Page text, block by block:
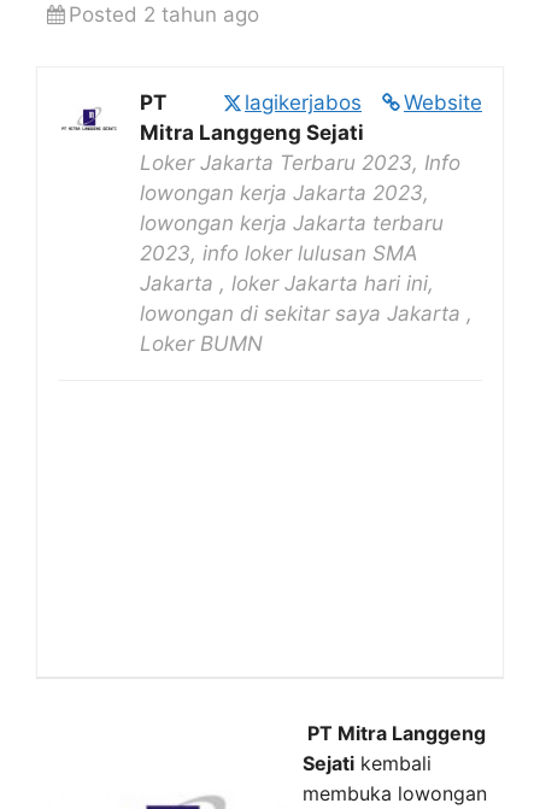
Posted 2 tahun ago
Website
lagikerjabos
PT
Mitra Langgeng Sejati
Loker Jakarta Terbaru 2023, Info
lowongan kerja Jakarta 2023,
lowongan kerja Jakarta terbaru
2023, info loker lulusan SMA
Jakarta , loker Jakarta hari ini,
lowongan di sekitar saya Jakarta ,
Loker BUMN
PT Mitra Langgeng
Sejati kembali
membuka lowongan